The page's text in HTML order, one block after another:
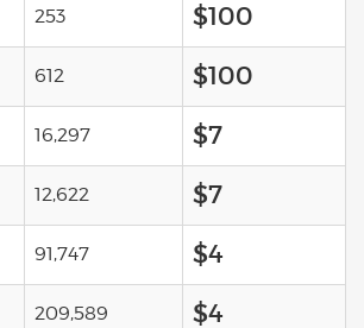
253 $100
612 $100
16,297 $7
12,622 $7
91,747 $4
209,589 $4